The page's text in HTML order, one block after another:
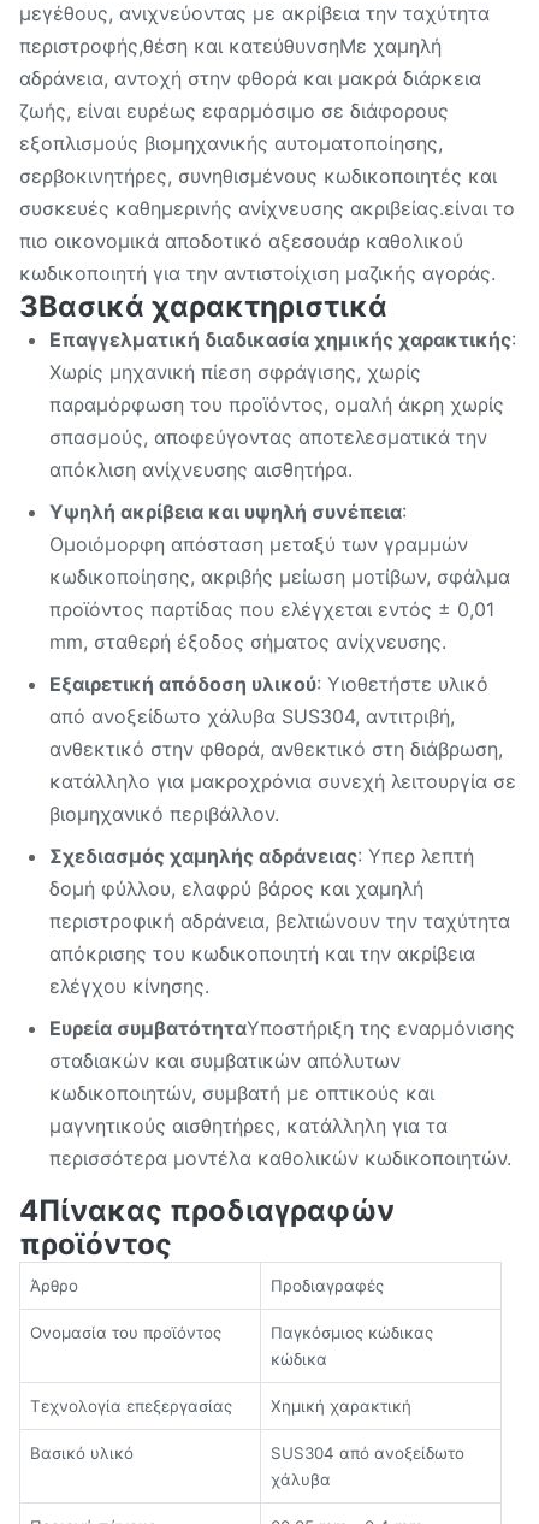
μεγέθους, ανιχνεύοντας με ακρίβεια την ταχύτητα
περιστροφής,θέση και κατεύθυνσηΜε χαμηλή
αδράνεια, αντοχή στην φθορά και μακρά διάρκεια
ζωής, είναι ευρέως εφαρμόσιμο σε διάφορους
εξοπλισμούς βιομηχανικής αυτοματοποίησης,
σερβοκινητήρες, συνηθισμένους κωδικοποιητές και
συσκευές καθημερινής ανίχνευσης ακριβείας.είναι το
πιο οικονομικά αποδοτικό αξεσουάρ καθολικού
κωδικοποιητή για την αντιστοίχιση μαζικής αγοράς.
3Βασικά χαρακτηριστικά
Επαγγελματική διαδικασία χημικής χαρακτικής:
Χωρίς μηχανική πίεση σφράγισης, χωρίς
παραμόρφωση του προϊόντος, ομαλή άκρη χωρίς
σπασμούς, αποφεύγοντας αποτελεσματικά την
απόκλιση ανίχνευσης αισθητήρα.
Υψηλή ακρίβεια και υψηλή συνέπεια:
Ομοιόμορφη απόσταση μεταξύ των γραμμών
κωδικοποίησης, ακριβής μείωση μοτίβων, σφάλμα
προϊόντος παρτίδας που ελέγχεται εντός ± 0,01
mm, σταθερή έξοδος σήματος ανίχνευσης.
Εξαιρετική απόδοση υλικού: Υιοθετήστε υλικό
από ανοξείδωτο χάλυβα SUS304, αντιτριβή,
ανθεκτικό στην φθορά, ανθεκτικό στη διάβρωση,
κατάλληλο για μακροχρόνια συνεχή λειτουργία σε
βιομηχανικό περιβάλλον.
Σχεδιασμός χαμηλής αδράνειας: Υπερ λεπτή
δομή φύλλου, ελαφρύ βάρος και χαμηλή
περιστροφική αδράνεια, βελτιώνουν την ταχύτητα
απόκρισης του κωδικοποιητή και την ακρίβεια
ελέγχου κίνησης.
Ευρεία συμβατότηταΥποστήριξη της εναρμόνισης
σταδιακών και συμβατικών απόλυτων
κωδικοποιητών, συμβατή με οπτικούς και
μαγνητικούς αισθητήρες, κατάλληλη για τα
περισσότερα μοντέλα καθολικών κωδικοποιητών.
4Πίνακας προδιαγραφών
προϊόντος
Άρθρο Προδιαγραφές
Ονομασία του προϊόντος
Παγκόσμιος κώδικας
κώδικα
Τεχνολογία επεξεργασίας Χημική χαρακτική
Βασικό υλικό
SUS304 από ανοξείδωτο
χάλυβα